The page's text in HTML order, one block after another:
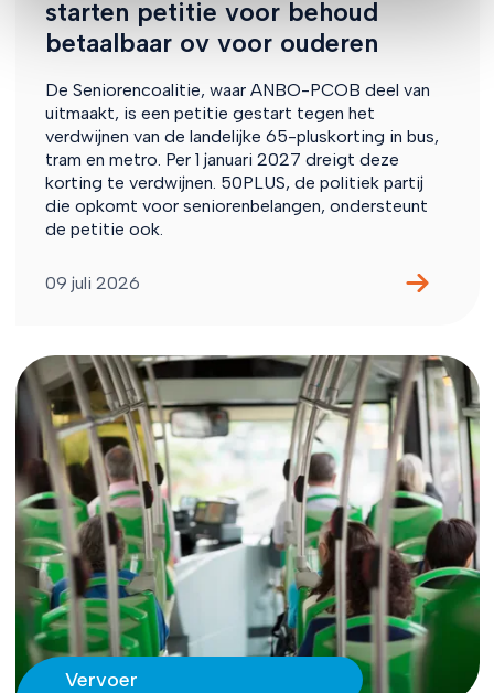
starten petitie voor behoud
betaalbaar ov voor ouderen
De Seniorencoalitie, waar ANBO-PCOB deel van
uitmaakt, is een petitie gestart tegen het
verdwijnen van de landelijke 65-pluskorting in bus,
tram en metro. Per 1 januari 2027 dreigt deze
korting te verdwijnen. 50PLUS, de politiek partij
die opkomt voor seniorenbelangen, ondersteunt
de petitie ook.
09 juli 2026
Vervoer